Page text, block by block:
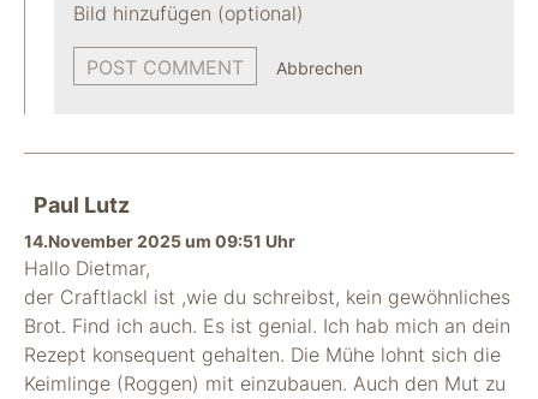
Bild hinzufügen (optional)
Abbrechen
Paul Lutz
14.November 2025 um 09:51 Uhr
Hallo Dietmar,
der Craftlackl ist ,wie du schreibst, kein gewöhnliches
Brot. Find ich auch. Es ist genial. Ich hab mich an dein
Rezept konsequent gehalten. Die Mühe lohnt sich die
Keimlinge (Roggen) mit einzubauen. Auch den Mut zu